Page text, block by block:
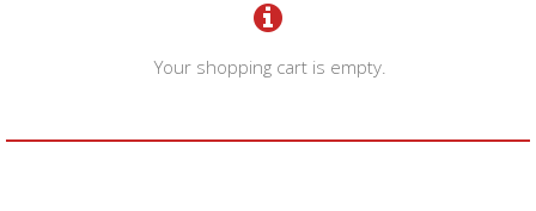
Your shopping cart is empty.